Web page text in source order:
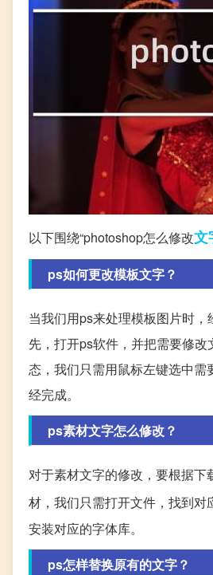
以下围绕“photoshop怎么修改文
ps如何更改模板文字？
当我们用ps来处理模板图片时
先，打开ps软件，并把需要修
态，我们只需用鼠标左键选中
经完成。
ps素材文字怎么修改？
对于素材文字的修改，要根据
材，我们只需打开文件，找到对
安装对应的字体库。
ps怎样替换原有的文字？